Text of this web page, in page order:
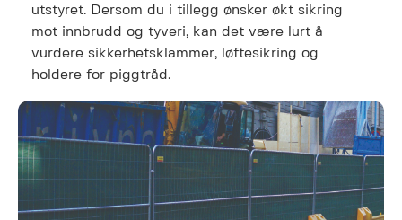
utstyret. Dersom du i tillegg ønsker økt sikring
mot innbrudd og tyveri, kan det være lurt å
vurdere sikkerhetsklammer, løftesikring og
holdere for piggtråd.